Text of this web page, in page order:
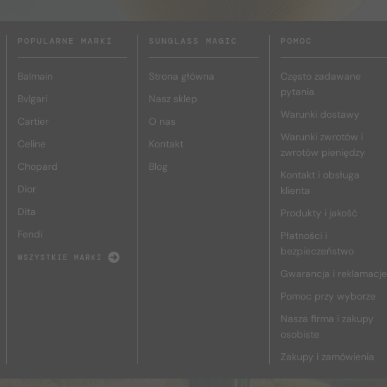
POPULARNE MARKI
Balmain
Bvlgari
Cartier
Celine
Chopard
Dior
Dita
Fendi
WSZYSTKIE MARKI
SUNGLASS MAGIC
Strona główna
Nasz sklep
O nas
Kontakt
Blog
POMOC
Często zadawane
pytania
Warunki dostawy
Warunki zwrotów i
zwrotów pieniędzy
Kontakt i obsługa
klienta
Produkty i jakość
Płatności i
bezpieczeństwo
Gwarancja i reklamacje
Pomoc przy wyborze
Nasza firma i zakupy
osobiste
Zakupy i zamówienia